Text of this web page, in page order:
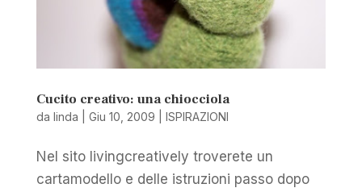
Cucito creativo: una chiocciola
da linda Giu 10, 2009 ISPIRAZIONI
Nel sito livingcreatively troverete un
cartamodello e delle istruzioni passo dopo